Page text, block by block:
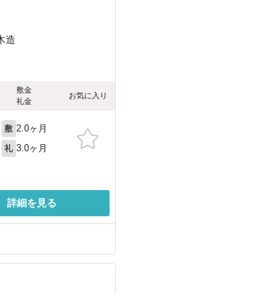
造
敷金
礼金
お気に入り
敷 2.0ヶ月
礼 3.0ヶ月
詳細を見る